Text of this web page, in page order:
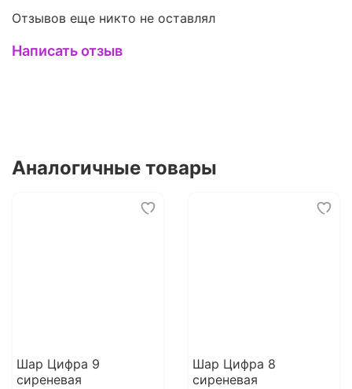
Отзывов еще никто не оставлял
Написать отзыв
Аналогичные товары
Шар Цифра 9
сиреневая
Шар Цифра 8
сиреневая